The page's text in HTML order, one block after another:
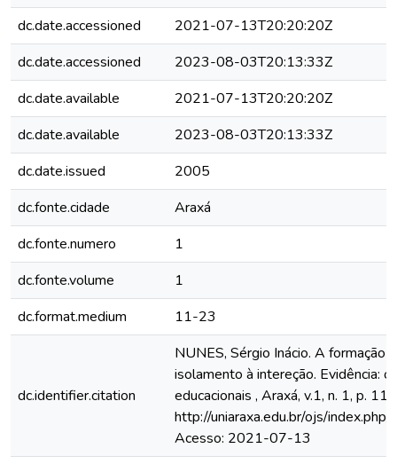
dc.date.accessioned
2021-07-13T20:20:20Z
dc.date.accessioned
2023-08-03T20:13:33Z
dc.date.available
2021-07-13T20:20:20Z
dc.date.available
2023-08-03T20:13:33Z
dc.date.issued
2005
dc.fonte.cidade
Araxá
dc.fonte.numero
1
dc.fonte.volume
1
dc.format.medium
11-23
dc.identifier.citation
NUNES, Sérgio Inácio. A formação
isolamento à intereção. Evidência:
educacionais , Araxá, v.1, n. 1, p.
http://uniaraxa.edu.br/ojs/
Acesso: 2021-07-13